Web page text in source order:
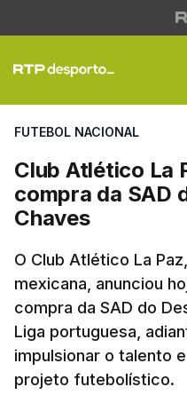
Club
FUTEBOL NACIONAL
Club Atlético La
compra da SAD
Chaves
O Club Atlético La
mexicana, anunciou
compra da SAD do
Liga portuguesa,
impulsionar o talento
projeto futebolístico.